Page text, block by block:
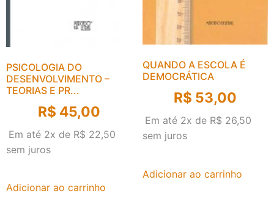
PSICOLOGIA DO
DESENVOLVIMENTO –
TEORIAS E PR...
R$ 45,00
Em até 2x de R$ 22,50
sem juros
Adicionar ao carrinho
QUANDO A ESCOLA É
DEMOCRÁTICA
R$ 53,00
Em até 2x de R$ 26,50
sem juros
Adicionar ao carrinho